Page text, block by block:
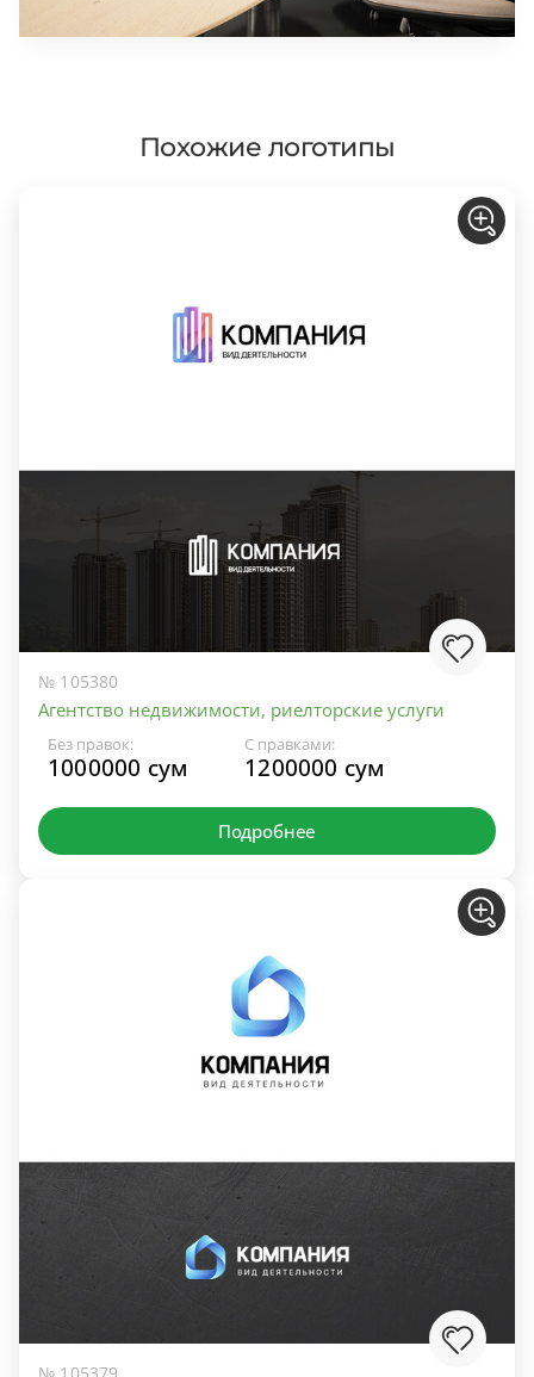
Похожие логотипы
№ 105380
Агентство недвижимости, риелторские услуги
Без правок:
1000000 сум
С правками:
1200000 сум
Подробнее